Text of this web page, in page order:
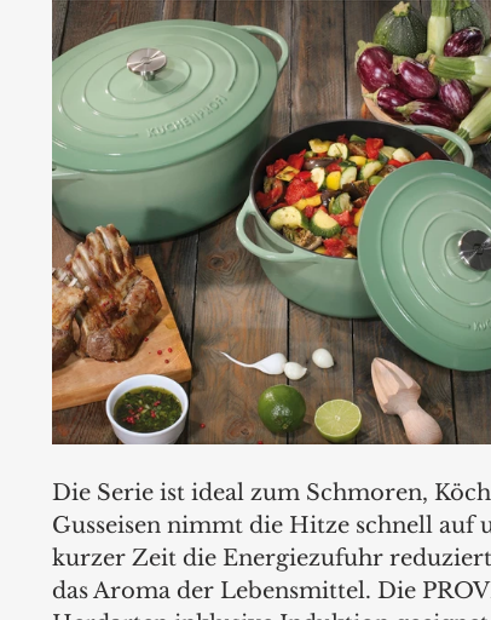
Die Serie ist ideal zum Schmoren,
Gusseisen nimmt die Hitze schnell auf
kurzer Zeit die Energiezufuhr
das Aroma der Lebensmittel. Die